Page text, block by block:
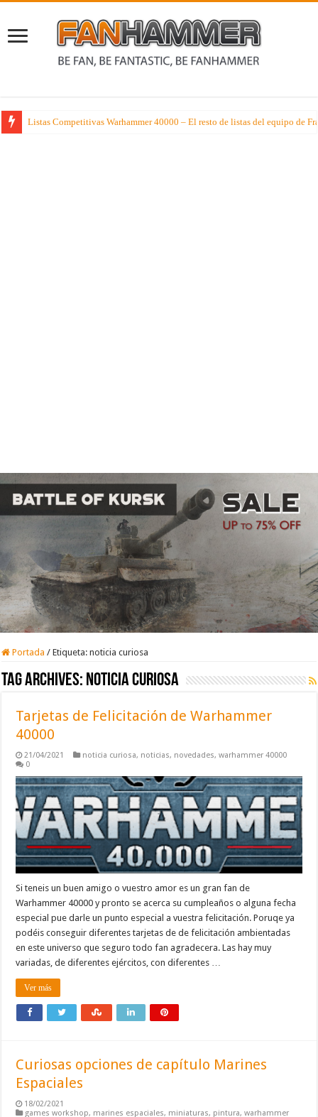
Disfrutando y recordando el Arte de Warhammer Age of Sigmar con las
Portada / Etiqueta:noticia curiosa
Tag Archives: noticia curiosa
Tarjetas de Felicitación de Warhammer
40000
21/04/2021 noticia curiosa, noticias, novedades,warhammer 40000
0
Si teneis un buen amigo o vuestro amor es un gran fan de
Warhammer 40000 y pronto se acerca su cumpleaños o alguna fecha
especial pue darle un punto especial a vuestra felicitación. Poruqe ya
podéis conseguir diferentes tarjetas de de felicitación ambientadas
en este universo que seguro todo fan agradecera. Las hay muy
variadas, de diferentes ejércitos, con diferentes …
Ver más
Curiosas opciones de capítulo Marines
Espaciales
18/02/2021
games workshop, marines espaciales, miniaturas, pintura,warhammer